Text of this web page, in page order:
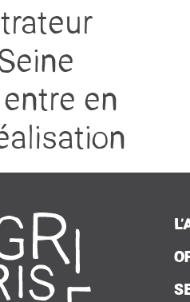
Seine
en